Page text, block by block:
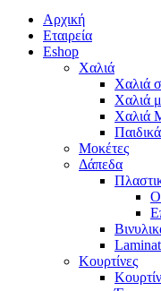
Αρχική
Εταιρεία
Eshop
Χαλιά
Χαλιά
Χαλιά
Χαλιά
Μοκέτες
Δάπεδα
Κουρτίνες